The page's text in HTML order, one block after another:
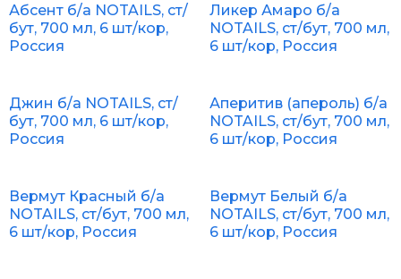
Абсент б/а NOTAILS, ст/
бут, 700 мл, 6 шт/кор,
Россия
Ликер Амаро б/а
NOTAILS, ст/бут, 700 мл,
6 шт/кор, Россия
Джин б/а NOTAILS, ст/
бут, 700 мл, 6 шт/кор,
Россия
Аперитив (апероль) б/а
NOTAILS, ст/бут, 700 мл,
6 шт/кор, Россия
Вермут Красный б/а
NOTAILS, ст/бут, 700 мл,
6 шт/кор, Россия
Вермут Белый б/а
NOTAILS, ст/бут, 700 мл,
6 шт/кор, Россия